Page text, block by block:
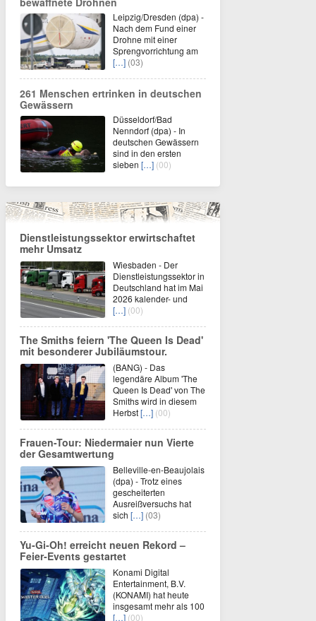
Leipzig/Dresden (dpa) -
Nach dem Fund einer
Drohne mit einer
Sprengvorrichtung am
[…] (03)
261 Menschen ertrinken in deutschen
Gewässern
Düsseldorf/Bad
Nenndorf (dpa) - In
deutschen Gewässern
sind in den ersten
sieben […] (00)
Dienstleistungssektor erwirtschaftet
mehr Umsatz
Wiesbaden - Der
Dienstleistungssektor in
Deutschland hat im Mai
2026 kalender- und
[…] (00)
The Smiths feiern 'The Queen Is Dead'
mit besonderer Jubiläumstour.
(BANG) - Das
legendäre Album 'The
Queen Is Dead' von The
Smiths wird in diesem
Herbst[…] (00)
Frauen-Tour: Niedermaier nun Vierte
der Gesamtwertung
Belleville-en-Beaujolais
(dpa) - Trotz eines
gescheiterten
Ausreißversuchs hat
sich […] (03)
Yu‑Gi‑Oh! erreicht neuen Rekord –
Feier‑Events gestartet
Konami Digital
Entertainment, B.V.
(KONAMI) hat heute
insgesamt mehr als 100
[…] (00)